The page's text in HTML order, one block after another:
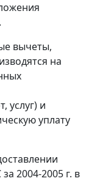
вычеты,
на
услуг) и
уплату
2004-2005 г. в